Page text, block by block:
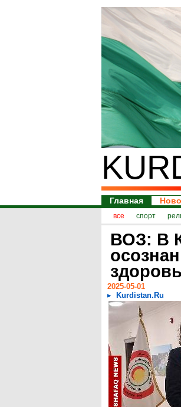
Главная
все спорт
ВОЗ: В
2025-05-01
Kurdistan.Ru